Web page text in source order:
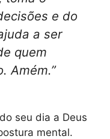
e do
a ser
quem
Amém.”
seu dia a Deus
mental.